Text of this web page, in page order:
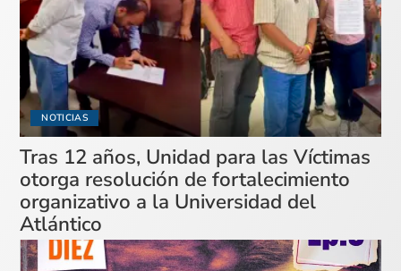
NOTICIAS
Tras 12 años, Unidad para las Víctimas
otorga resolución de fortalecimiento
organizativo a la Universidad del
Atlántico